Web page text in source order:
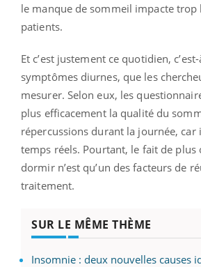
le manque de sommeil impacte trop
patients.
Et c’est justement ce quotidien,
symptômes diurnes, que les
mesurer. Selon eux, les
plus efficacement la qualité du
répercussions durant la journée, car
temps réels. Pourtant, le fait de plus
dormir n’est qu’un des facteurs de
traitement.
SUR LE MÊME THÈME
Insomnie : deux nouvelles causes